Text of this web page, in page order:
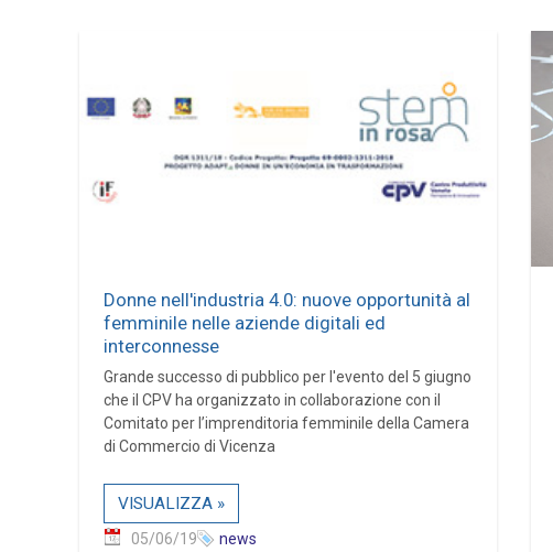
Donne nell'industria 4.0: nuove opportunità al
femminile nelle aziende digitali ed
interconnesse
Grande successo di pubblico per l'evento del 5 giugno
che il CPV ha organizzato in collaborazione con il
Comitato per l’imprenditoria femminile della Camera
di Commercio di Vicenza
VISUALIZZA »
05/06/19 news